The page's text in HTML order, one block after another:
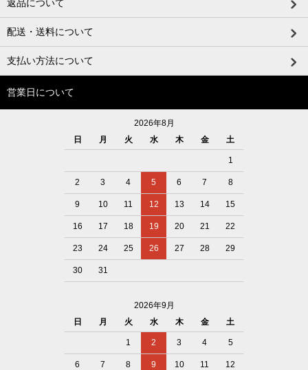
返品について
配送・送料について
支払い方法について
営業日について
2026年8月
日
月 火 水 木 金 土
1
2 3 4 5 6 7 8
9 10 11 12 13 14 15
16 17 18 19 20 21 22
23 24 25 26 27 28 29
30 31
2026年9月
日
月 火 水 木 金 土
1 2 3 4 5
6 7 8 9 10 11 12